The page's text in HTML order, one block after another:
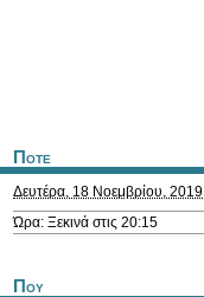
Ποτε
Δευτέρα, 18 Νοεμβρίου, 2019
Ώρα: Ξεκινά στις 20:15
Που